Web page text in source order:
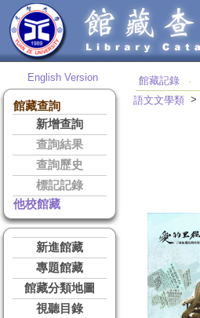
English Version
館藏查詢
新增查詢
查詢結果
查詢歷史
標記記錄
他校館藏
新進館藏
專題館藏
館藏分類地圖
視聽目錄
館藏記錄 ‧
語文文學類 >